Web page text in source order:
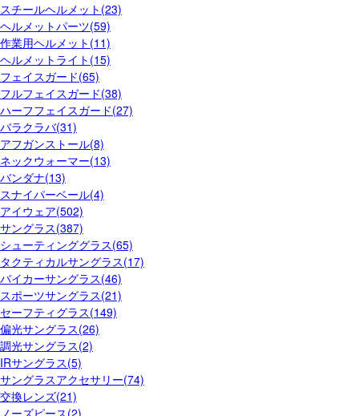
スチールヘルメット(23)
ヘルメットパーツ(59)
作業用ヘルメット(11)
ヘルメットライト(15)
フェイスガード(65)
フルフェイスガード(38)
ハーフフェイスガード(27)
バラクラバ(31)
アフガンストール(8)
ネックウォーマー(13)
バンダナ(13)
スナイパーベール(4)
アイウェア(502)
サングラス(387)
シューティンググラス(65)
タクティカルサングラス(17)
バイカーサングラス(46)
スポーツサングラス(21)
セーフティグラス(149)
偏光サングラス(26)
調光サングラス(2)
IRサングラス(5)
サングラスアクセサリー(74)
交換レンズ(21)
ノーズピース(2)